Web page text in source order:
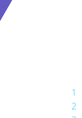
1
2